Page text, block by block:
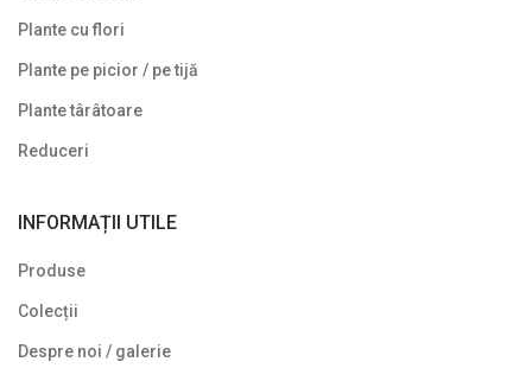
Plante cu flori
Plante pe picior / pe tijă
Plante târâtoare
Reduceri
INFORMAȚII UTILE
Produse
Colecții
Despre noi / galerie